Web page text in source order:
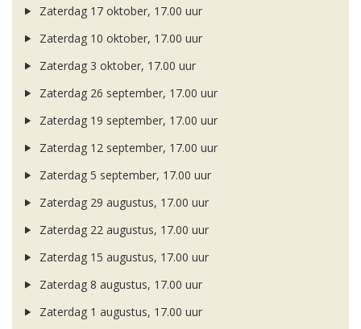
Zaterdag 17 oktober, 17.00 uur
Zaterdag 10 oktober, 17.00 uur
Zaterdag 3 oktober, 17.00 uur
Zaterdag 26 september, 17.00 uur
Zaterdag 19 september, 17.00 uur
Zaterdag 12 september, 17.00 uur
Zaterdag 5 september, 17.00 uur
Zaterdag 29 augustus, 17.00 uur
Zaterdag 22 augustus, 17.00 uur
Zaterdag 15 augustus, 17.00 uur
Zaterdag 8 augustus, 17.00 uur
Zaterdag 1 augustus, 17.00 uur